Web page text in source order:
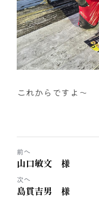
これからですよ～
前へ
山口敏文 様
次へ
島貫吉男 様